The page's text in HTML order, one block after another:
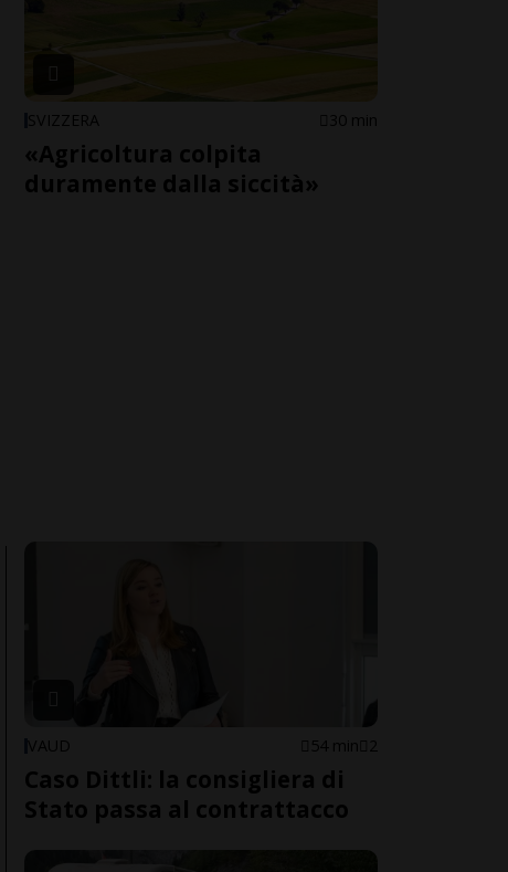
SVIZZERA 30 min
«Agricoltura colpita
duramente dalla siccità»
VAUD 54 min 2
Caso Dittli: la consigliera di
Stato passa al contrattacco